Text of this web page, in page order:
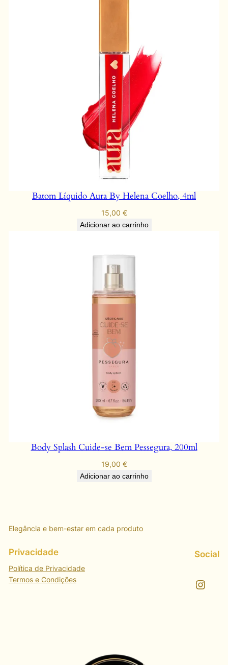
Batom Líquido Aura By Helena Coelho, 4ml
15,00 €
Adicionar ao carrinho
Body Splash Cuide-se Bem Pessegura, 200ml
19,00 €
Adicionar ao carrinho
Elegância e bem-estar em cada produto
Privacidade
Política de Privacidade
Termos e Condições
Social
Instagram